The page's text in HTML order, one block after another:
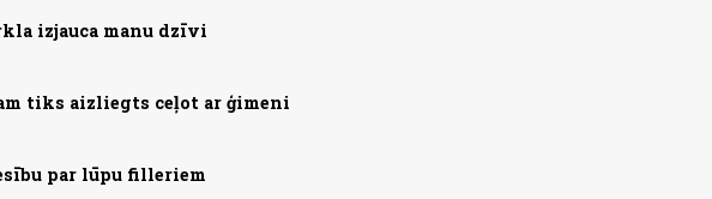
izjauca manu dzīvi
tiks aizliegts ceļot ar ģimeni
par lūpu filleriem